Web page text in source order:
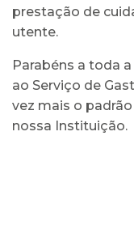
prestação de
utente.
Parabéns a toda
ao Serviço de
vez mais o
nossa Instituição.